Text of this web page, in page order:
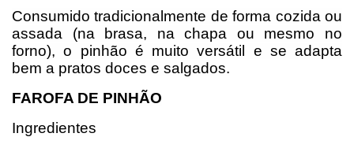
Consumido tradicionalmente de forma cozida ou
assada (na brasa, na chapa ou mesmo no
forno), o pinhão é muito versátil e se adapta
bem a pratos doces e salgados.
FAROFA DE PINHÃO
Ingredientes